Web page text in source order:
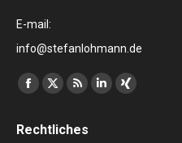
E-mail:
info@stefanlohmann.de
Finden Sie uns auf:
Facebook
opens
X
opens
RSS
opens
Linkedin
XING
Rechtliches